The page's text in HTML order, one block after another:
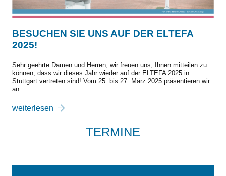
BESUCHEN SIE UNS AUF DER ELTEFA
2025!
Sehr geehrte Damen und Herren, wir freuen uns, Ihnen mitteilen zu
können, dass wir dieses Jahr wieder auf der ELTEFA 2025 in
Stuttgart vertreten sind! Vom 25. bis 27. März 2025 präsentieren wir
an…
weiterlesen
TERMINE